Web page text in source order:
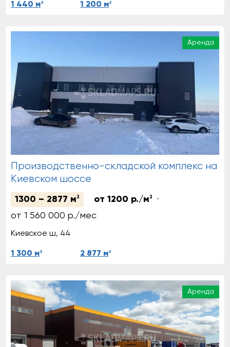
1 440 м2 1 200 м2
Аренда
Производственно-складской комплекс на
Киевском шоссе
1300 – 2877 м 2 от 1200 р./м 2
от 1 560 000 р./мес
Киевское ш, 44
1 300 м2 2 877 м2
Аренда